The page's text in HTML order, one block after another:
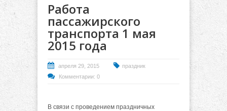
Работа
пассажирского
транспорта 1 мая
2015 года
апреля 29, 2015
праздник
Комментарии: 0
В связи с проведением праздничных